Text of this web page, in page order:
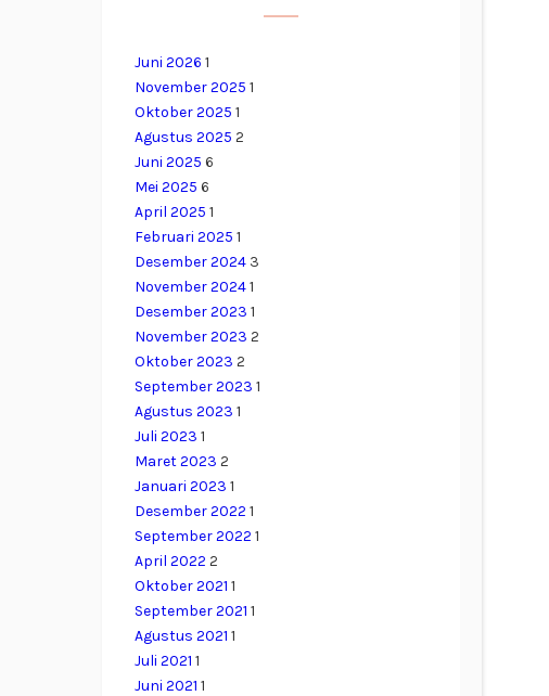
Juni 2026 1
November 2025 1
Oktober 2025 1
Agustus 2025 2
Juni 2025 6
Mei 2025 6
April 2025 1
Februari 2025 1
Desember 2024 3
November 20241
Desember 2023 1
November 2023 2
Oktober 2023 2
September 2023 1
Agustus 2023 1
Juli 2023 1
Maret 2023 2
Januari 2023 1
Desember 2022 1
September 2022 1
April 2022 2
Oktober 2021 1
September 2021 1
Agustus 2021 1
Juli 2021 1
Juni 2021 1